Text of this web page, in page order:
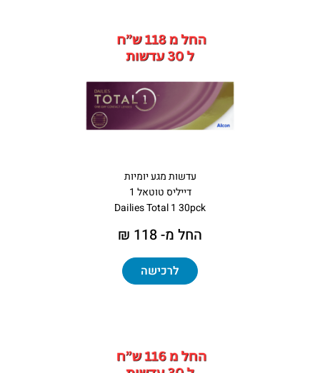
עדשות מגע יומיות
דייליס טוטאל 1
Dailies Total 1 30pck
החל מ- 118 ₪
לרכישה